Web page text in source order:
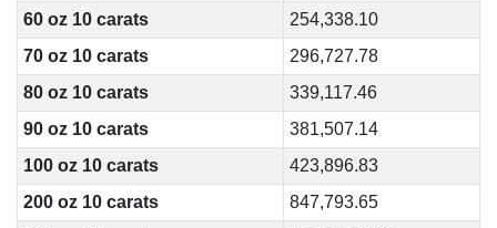
60 oz 10 carats
254,338.10
70 oz 10 carats
296,727.78
80 oz 10 carats
339,117.46
90 oz 10 carats
381,507.14
100 oz 10 carats
423,896.83
200 oz 10 carats
847,793.65